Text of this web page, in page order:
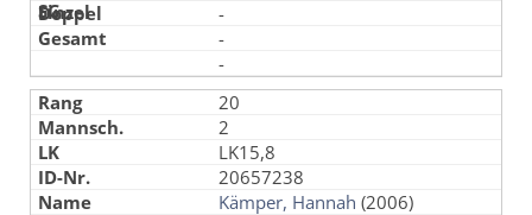
-
-
-
20
2
LK15,8
20657238
Kämper, Hannah (2006)